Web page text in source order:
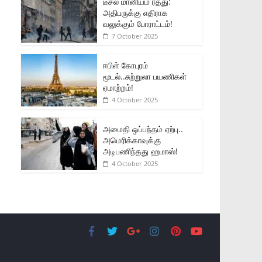
அதிபருக்கு எதிராக
வலுக்கும் போராட்டம்!
7 October 2025
ஈபிள் கோபுரம்
மூடல்..சுற்றுலா பயணிகள்
ஏமாற்றம்!
4 October 2025
அமைதி ஒப்பந்தம் ஏற்பு..
அமெரிக்காவுக்கு
அடிபணிந்தது ஹமாஸ்!
4 October 2025